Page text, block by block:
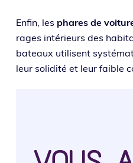
Enfin, les phares de
rages inté­rieurs des
bateaux uti­lisent
leur soli­di­té et leur faible